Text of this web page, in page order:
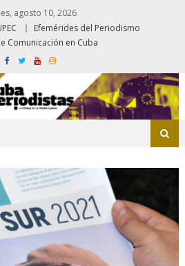
agosto 10, 2026
Efemérides del Periodismo
Comunicación en Cuba